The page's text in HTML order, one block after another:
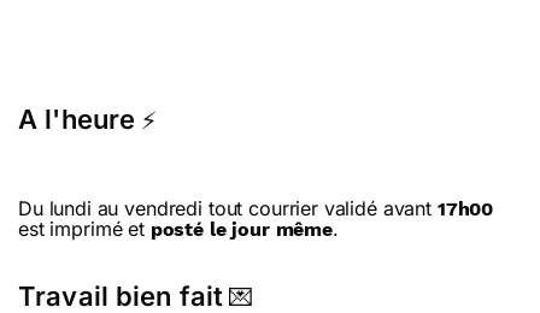
A l'heure ⚡
Du lundi au vendredi tout courrier validé avant 17h00
est imprimé et posté le jour même.
Travail bien fait 💌